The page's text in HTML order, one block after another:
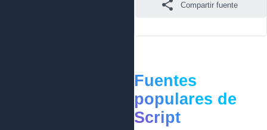
Compartir fuente
Fuentes
populares de
Script